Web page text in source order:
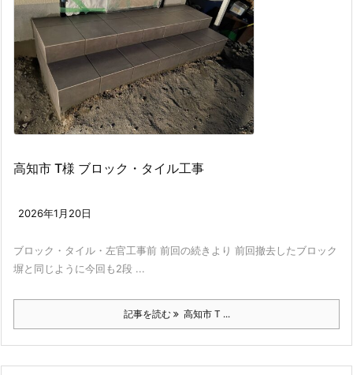
高知市 T様 ブロック・タイル工事
2026年1月20日
ブロック・タイル・左官工事前 前回の続きより 前回撤去したブロック
塀と同じように今回も2段 ...
記事を読む 高知市 T ...